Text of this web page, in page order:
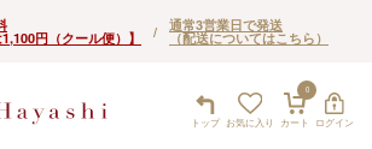
円（クール便）】 / 通常3営業日で発送
（配送についてはこちら）
トップ お気に入り
0
カート ログイン